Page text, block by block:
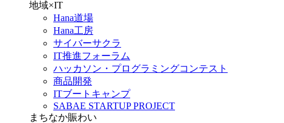
地域×IT
Hana道場
Hana工房
サイバーサクラ
IT推進フォーラム
ハッカソン・プログラミングコンテスト
商品開発
ITブートキャンプ
SABAE STARTUP PROJECT
まちなか賑わい